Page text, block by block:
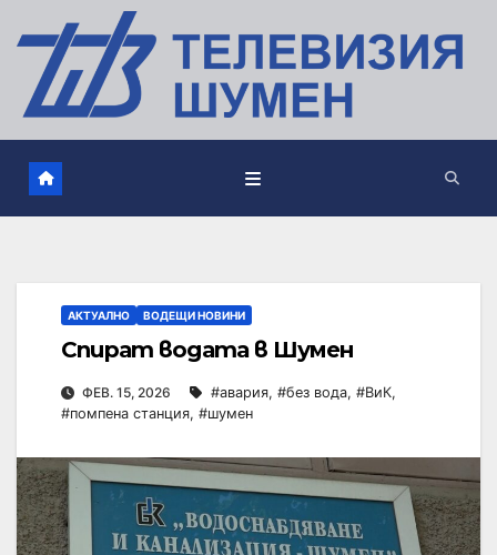
АКТУАЛНО ВОДЕЩИ НОВИНИ
Спират водата в Шумен
ФЕВ. 15, 2026 #авария, #без вода, #ВиК,
#помпена станция, #шумен